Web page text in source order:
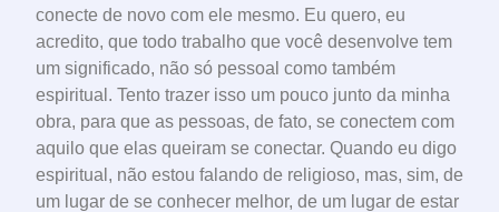
conecte de novo com ele mesmo. Eu quero, eu
acredito, que todo trabalho que você desenvolve tem
um significado, não só pessoal como também
espiritual. Tento trazer isso um pouco junto da minha
obra, para que as pessoas, de fato, se conectem com
aquilo que elas queiram se conectar. Quando eu digo
espiritual, não estou falando de religioso, mas, sim, de
um lugar de se conhecer melhor, de um lugar de estar